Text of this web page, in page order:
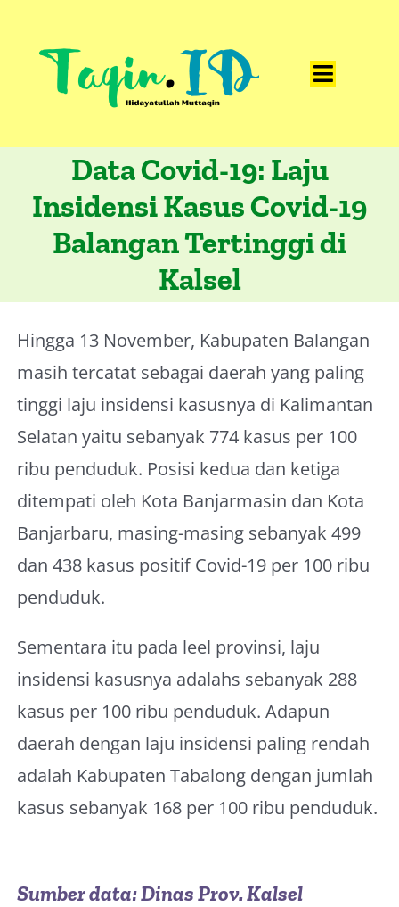
content
Toggle
Catatan
Artikel
Visualisasi
About Me
Data Covid-19: Laju
Insidensi Kasus Covid-19
Balangan Tertinggi di
Kalsel
Hingga 13 November, Kabupaten Balangan
masih tercatat sebagai daerah yang paling
tinggi laju insidensi kasusnya di Kalimantan
Selatan yaitu sebanyak 774 kasus per 100
ribu penduduk. Posisi kedua dan ketiga
ditempati oleh Kota Banjarmasin dan Kota
Banjarbaru, masing-masing sebanyak 499
dan 438 kasus positif Covid-19 per 100 ribu
penduduk.
Sementara itu pada leel provinsi, laju
insidensi kasusnya adalahs sebanyak 288
kasus per 100 ribu penduduk. Adapun
daerah dengan laju insidensi paling rendah
adalah Kabupaten Tabalong dengan jumlah
kasus sebanyak 168 per 100 ribu penduduk.
Sumber data: Dinas Prov. Kalsel